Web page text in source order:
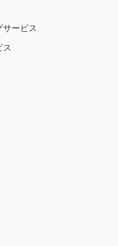
サービス
ス